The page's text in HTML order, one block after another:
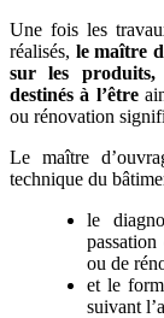
Une fois les
réalisés, le maître
sur les produits,
destinés à l’être
ou rénovation
Le maître
technique du
le
ou de
et le
suivant